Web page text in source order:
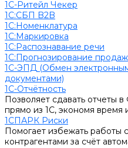
1С-Ритейл Чекер
1С:СБП B2B
1С:Номенклатура
1С:Маркировка
1С:Распознавание речи
1С:Прогнозирование продаж
1С-ЭПД (Обмен
документами)
1С-Отчётность
Позволяет сдавать
прямо из 1С, экономя
1СПАРК Риски
Помогает избежать работы
контрагентами за счёт